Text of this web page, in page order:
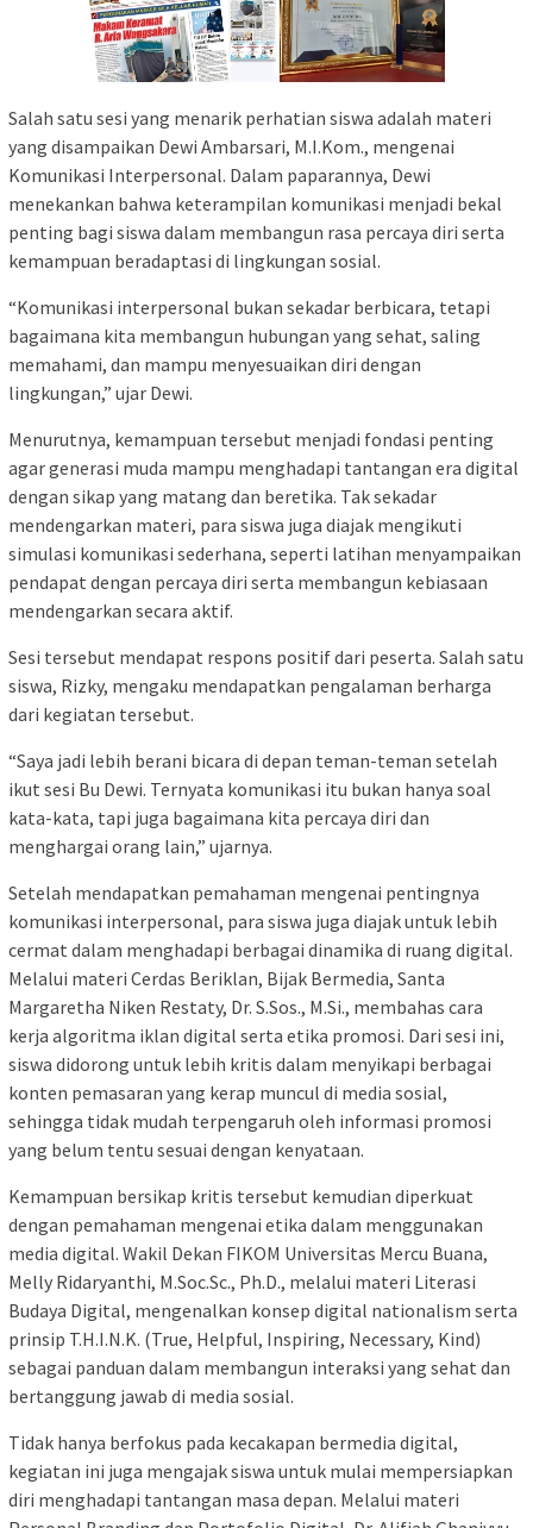
Salah satu sesi yang menarik perhatian siswa adalah materi
yang disampaikan Dewi Ambarsari, M.I.Kom., mengenai
Komunikasi Interpersonal. Dalam paparannya, Dewi
menekankan bahwa keterampilan komunikasi menjadi bekal
penting bagi siswa dalam membangun rasa percaya diri serta
kemampuan beradaptasi di lingkungan sosial.
“Komunikasi interpersonal bukan sekadar berbicara, tetapi
bagaimana kita membangun hubungan yang sehat, saling
memahami, dan mampu menyesuaikan diri dengan
lingkungan,” ujar Dewi.
Menurutnya, kemampuan tersebut menjadi fondasi penting
agar generasi muda mampu menghadapi tantangan era digital
dengan sikap yang matang dan beretika. Tak sekadar
mendengarkan materi, para siswa juga diajak mengikuti
simulasi komunikasi sederhana, seperti latihan menyampaikan
pendapat dengan percaya diri serta membangun kebiasaan
mendengarkan secara aktif.
Sesi tersebut mendapat respons positif dari peserta. Salah satu
siswa, Rizky, mengaku mendapatkan pengalaman berharga
dari kegiatan tersebut.
“Saya jadi lebih berani bicara di depan teman-teman setelah
ikut sesi Bu Dewi. Ternyata komunikasi itu bukan hanya soal
kata-kata, tapi juga bagaimana kita percaya diri dan
menghargai orang lain,” ujarnya.
Setelah mendapatkan pemahaman mengenai pentingnya
komunikasi interpersonal, para siswa juga diajak untuk lebih
cermat dalam menghadapi berbagai dinamika di ruang digital.
Melalui materi Cerdas Beriklan, Bijak Bermedia, Santa
Margaretha Niken Restaty, Dr. S.Sos., M.Si., membahas cara
kerja algoritma iklan digital serta etika promosi. Dari sesi ini,
siswa didorong untuk lebih kritis dalam menyikapi berbagai
konten pemasaran yang kerap muncul di media sosial,
sehingga tidak mudah terpengaruh oleh informasi promosi
yang belum tentu sesuai dengan kenyataan.
Kemampuan bersikap kritis tersebut kemudian diperkuat
dengan pemahaman mengenai etika dalam menggunakan
media digital. Wakil Dekan FIKOM Universitas Mercu Buana,
Melly Ridaryanthi, M.Soc.Sc., Ph.D., melalui materi Literasi
Budaya Digital, mengenalkan konsep digital nationalism serta
prinsip T.H.I.N.K. (True, Helpful, Inspiring, Necessary, Kind)
sebagai panduan dalam membangun interaksi yang sehat dan
bertanggung jawab di media sosial.
Tidak hanya berfokus pada kecakapan bermedia digital,
kegiatan ini juga mengajak siswa untuk mulai mempersiapkan
diri menghadapi tantangan masa depan. Melalui materi